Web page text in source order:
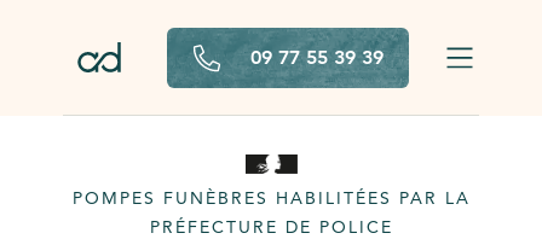
09 77 55 39 39
POMPES FUNÈBRES HABILITÉES PAR LA
PRÉFECTURE DE POLICE